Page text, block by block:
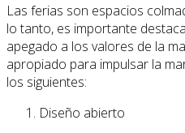
Las ferias son espacios
lo tanto, es importante
apegado a los valores de la
apropiado para impulsar la
los siguientes:
Diseño abierto